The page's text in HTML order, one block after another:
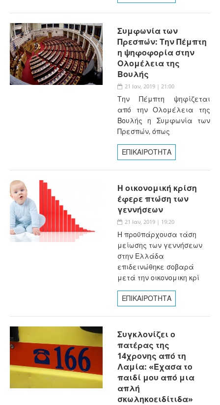
Συμφωνία των
Πρεσπών: Την Πέμπτη
η ψηφοφορία στην
Ολομέλεια της
Βουλής
21 Ιαν, 2019 | 21:00
Την Πέμπτη ψηφίζεται
από την Ολομέλεια της
Βουλής η Συμφωνία των
Πρεσπών, όπως
ΕΠΙΚΑΙΡΟΤΗΤΑ
Η οικονομική κρίση
έφερε πτώση των
γεννήσεων
21 Ιαν, 2019 | 19:20
Η προϋπάρχουσα τάση
μείωσης των γεννήσεων
στην Ελλάδα
επιδεινώθηκε σοβαρά
μετά την οικονομικη κρί
ΕΠΙΚΑΙΡΟΤΗΤΑ
Συγκλονίζει ο
πατέρας της
14χρονης από τη
Λαμία: «Έχασα το
παιδί μου από μια
απλή
σκωληκοειδίτιδα»